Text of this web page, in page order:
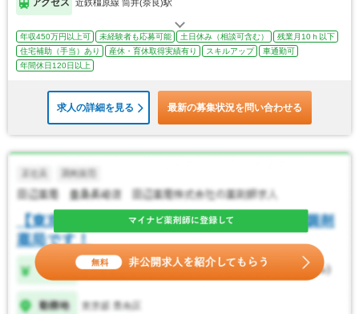
アクセス 近鉄橿原線 筒井(奈良)駅
年収450万円以上可 未経験者も応募可能 土日休み（相談可含む）
残業月10ｈ以下
住宅補助（手当）あり
産休・育休取得実績有り スキルアップ
車通勤可
年間休日120日以上
求人の詳細を見る 最新の募集状況を問い合わせる